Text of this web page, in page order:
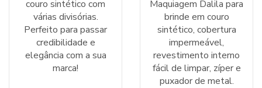
couro sintético com
várias divisórias.
Perfeito para passar
credibilidade e
elegância com a sua
marca!
Maquiagem Dalila para
brinde em couro
sintético, cobertura
impermeável,
revestimento interno
fácil de limpar, zíper e
puxador de metal.